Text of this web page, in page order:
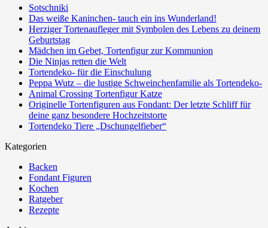
Sotschniki
Das weiße Kaninchen- tauch ein ins Wunderland!
Herziger Tortenaufleger mit Symbolen des Lebens zu deinem
Geburtstag
Mädchen im Gebet, Tortenfigur zur Kommunion
Die Ninjas retten die Welt
Tortendeko- für die Einschulung
Peppa Wutz – die lustige Schweinchenfamilie als Tortendeko-
Animal Crossing Tortenfigur Katze
Originelle Tortenfiguren aus Fondant: Der letzte Schliff für
deine ganz besondere Hochzeitstorte
Tortendeko Tiere „Dschungelfieber“
Kategorien
Backen
Fondant Figuren
Kochen
Ratgeber
Rezepte